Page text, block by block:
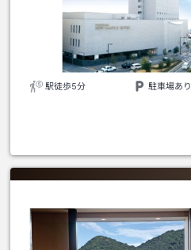
駅徒歩5分 駐車場あり